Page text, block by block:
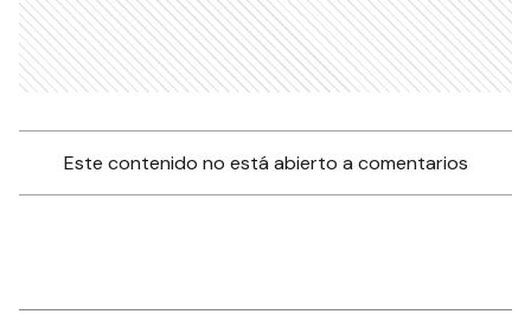
Este contenido no está abierto a comentarios